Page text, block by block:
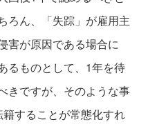
ろん、「失踪」が雇用主
害が原因である場合に
るものとして、1年を待
きですが、そのような事
することが常態化すれ